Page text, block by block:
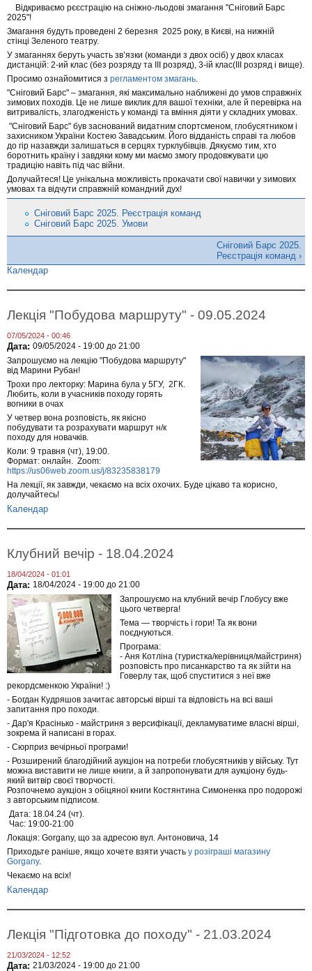
Відкриваємо рєєстрацію на сніжно-льодові змагання "Сніговий Барс
2025"!
Змагання будуть проведені 2 березня 2025 року, в Києві, на нижній
стінці Зеленого театру.
У змаганнях беруть участь зв’язки (команди з двох осіб) у двох класах
дистанцій: 2-ий клас (без розряду та ІІІ розряд), 3-ій клас(ІІІ розряд і вище).
Просимо ознайомитися з регламентом змагань.
"Сніговий Барс" – змагання, які максимально наближені до умов справжніх
зимових походів. Це не лише виклик для вашої техніки, але й перевірка на
витривалість, злагодженість у команді та вміння діяти у складних умовах.
"Сніговий Барс" був заснований видатним спортсменом, глобуcятником і
захисником України Костею Завадським. Його відданість справі та любов
до гір назавжди залишаться в серцях турклубівців. Дякуємо тим, хто
боротнить країну і завдяки кому ми маємо змогу продовжувати цю
традицію навіть під час війни.
Долучайтеся! Це унікальна можливість прокачати свої навички у зимових
умовах та відчути справжній командний дух!
Сніговий Барс 2025. Реєстрація команд
Сніговий Барс 2025. Умови
Сніговий Барс 2025.
Реєстрація команд ›
Календар
Лекція "Побудова маршруту" - 09.05.2024
07/05/2024 - 00:46
Дата: 09/05/2024 - 19:00 до 21:00
Запрошуємо на лекцію "Побудова маршруту"
від Марини Рубан!
Трохи про лекторку: Марина була у 5ГУ, 2ГК.
Любить, коли в учасників походу горять
вогники в очах
У четвер вона розповість, як якісно
побудувати та розрахувати маршрут н/к
походу для новачків.
Коли: 9 травня (чт), 19:00.
Формат: онлайн. Zoom:
https://us06web.zoom.us/j/83235838179
На лекції, як завжди, чекаємо на всіх охочих. Буде цікаво та корисно,
долучайтесь!
Календар
Клубний вечір - 18.04.2024
18/04/2024 - 01:01
Дата: 18/04/2024 - 19:00 до 21:00
Запрошуємо на клубний вечір Глобусу вже
цього четверга!
Тема — творчість і гори! Та як вони
поєднуються.
Програма:
- Аня Котліна (туристка/керівниця/майстриня)
розповість про писанкарство та як зійти на
Говерлу так, щоб спуститися з неї вже
рекордсменкою України! :)
- Богдан Кудряшов зачитає авторські вірші та відповість на всі ваші
запитання про походи.
- Дар'я Красінько - майстриня з версифікації, декламуватиме власні вірші,
зокрема й написані в горах.
- Сюрприз вечірньої програми!
- Розширений благодійний аукціон на потреби глобусятників у війську. Тут
можна виставити не лише книги, а й запропонувати для аукціону будь-
який витвір своєї творчості.
Розпочнемо аукціон з обіцяної книги Костянтина Симоненка про подорожі
з авторським підписом.
Дата: 18.04.24 (чт).
Час: 19:00-21:00
Локація: Gorgany, що за адресою вул. Антоновича, 14
Приходьте раніше, якщо хочете взяти участь у розіграші магазину
Gorgany.
Чекаємо на всіх!
Календар
Лекція "Підготовка до походу" - 21.03.2024
21/03/2024 - 12:52
Дата: 21/03/2024 - 19:00 до 21:00